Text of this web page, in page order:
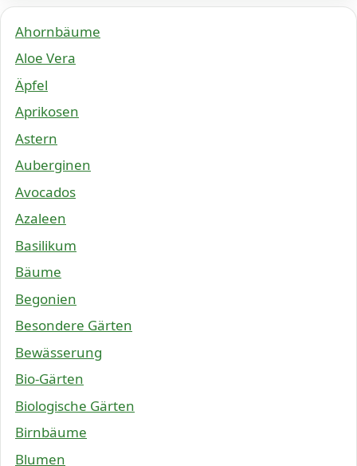
Ahornbäume
Aloe Vera
Äpfel
Aprikosen
Astern
Auberginen
Avocados
Azaleen
Basilikum
Bäume
Begonien
Besondere Gärten
Bewässerung
Bio-Gärten
Biologische Gärten
Birnbäume
Blumen